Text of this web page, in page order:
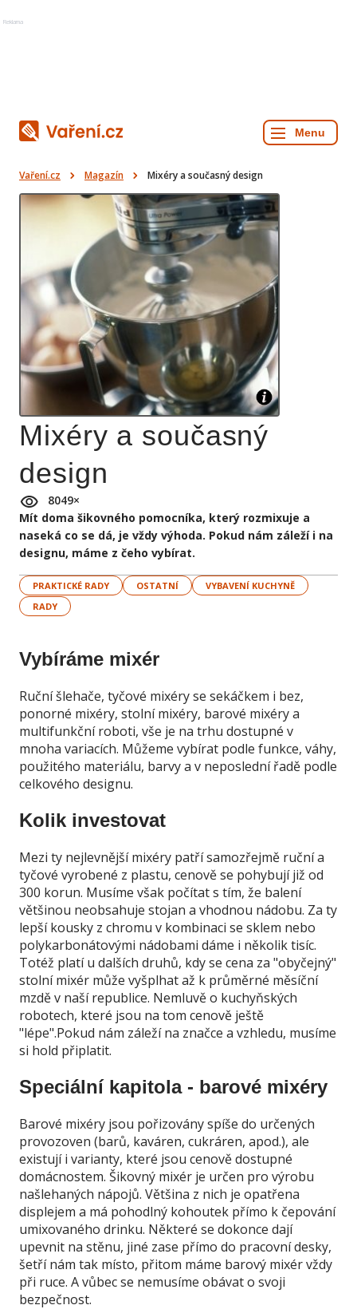
Reklama
Vaření.cz Magazín Mixéry a současný design
Mixéry a současný
design
8049×
Mít doma šikovného pomocníka, který rozmixuje a
naseká co se dá, je vždy výhoda. Pokud nám záleží i na
designu, máme z čeho vybírat.
PRAKTICKÉ RADY OSTATNÍ
VYBAVENÍ KUCHYNĚ
RADY
Vybíráme mixér
Ruční šlehače, tyčové mixéry se sekáčkem i bez,
ponorné mixéry, stolní mixéry, barové mixéry a
multifunkční roboti, vše je na trhu dostupné v
mnoha variacích. Můžeme vybírat podle funkce, váhy,
použitého materiálu, barvy a v neposlední řadě podle
celkového designu.
Kolik investovat
Mezi ty nejlevnější mixéry patří samozřejmě ruční a
tyčové vyrobené z plastu, cenově se pohybují již od
300 korun. Musíme však počítat s tím, že balení
většinou neobsahuje stojan a vhodnou nádobu. Za ty
lepší kousky z chromu v kombinaci se sklem nebo
polykarbonátovými nádobami dáme i několik tisíc.
Totéž platí u dalších druhů, kdy se cena za "obyčejný"
stolní mixér může vyšplhat až k průměrné měsíční
mzdě v naší republice. Nemluvě o kuchyňských
robotech, které jsou na tom cenově ještě
"lépe".Pokud nám záleží na značce a vzhledu, musíme
si hold připlatit.
Speciální kapitola - barové mixéry
Barové mixéry jsou pořizovány spíše do určených
provozoven (barů, kaváren, cukráren, apod.), ale
existují i varianty, které jsou cenově dostupné
domácnostem. Šikovný mixér je určen pro výrobu
našlehaných nápojů. Většina z nich je opatřena
displejem a má pohodlný kohoutek přímo k čepování
umixovaného drinku. Některé se dokonce dají
upevnit na stěnu, jiné zase přímo do pracovní desky,
šetří nám tak místo, přitom máme barový mixér vždy
při ruce. A vůbec se nemusíme obávat o svoji
bezpečnost.